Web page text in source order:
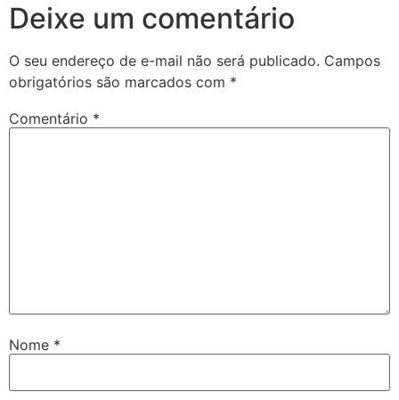
Deixe um comentário
O seu endereço de e-mail não será publicado. Campos
obrigatórios são marcados com *
Comentário *
Nome *